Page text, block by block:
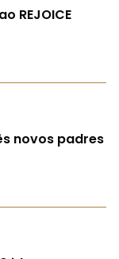
REJOICE
novos padres